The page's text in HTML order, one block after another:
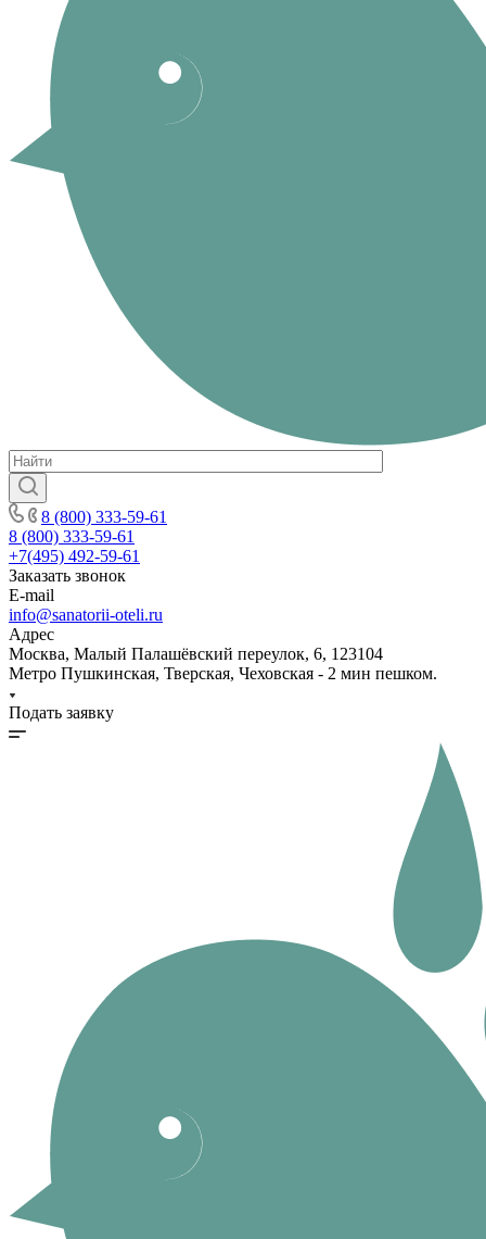
8 (800) 333-59-61
8 (800) 333-59-61
+7(495) 492-59-61
Заказать звонок
E-mail
info@sanatorii-oteli.ru
Адрес
Москва, Малый Палашёвский переулок, 6, 123104
Метро Пушкинская, Тверская, Чеховская - 2 мин пешком.
Подать заявку